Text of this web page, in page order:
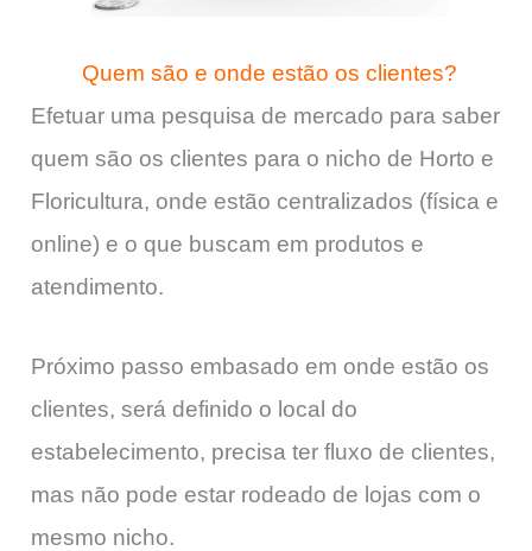
Quem são e onde estão os clientes?
Efetuar uma pesquisa de mercado para saber
quem são os clientes para o nicho de Horto e
Floricultura, onde estão centralizados (física e
online) e o que buscam em produtos e
atendimento.
Próximo passo embasado em onde estão os
clientes, será definido o local do
estabelecimento, precisa ter fluxo de clientes,
mas não pode estar rodeado de lojas com o
mesmo nicho.